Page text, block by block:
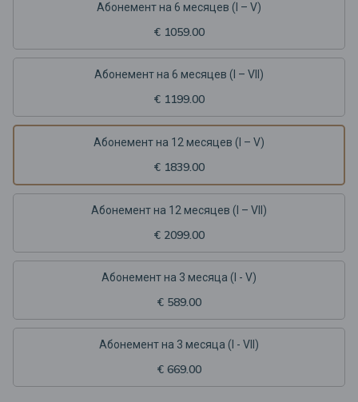
Aбонемент на 6 месяцев (I – V)
€ 1059.00
Aбонемент на 6 месяцев (I – VII)
€ 1199.00
Aбонемент на 12 месяцев (I – V)
€ 1839.00
Aбонемент на 12 месяцев (I – VII)
€ 2099.00
Абонемент на 3 месяца (I - V)
€ 589.00
Абонемент на 3 месяца (I - VII)
€ 669.00